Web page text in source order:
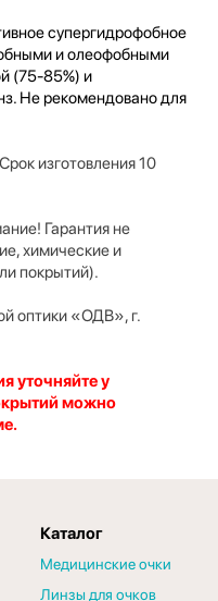
супергидрофобное
и олеофобными
(75-85%) и
Не рекомендовано для
изготовления 10
Гарантия не
химические и
покрытий).
оптики «ОДВ», г.
уточняйте у
можно
Каталог
Медицинские очки
Линзы для очков